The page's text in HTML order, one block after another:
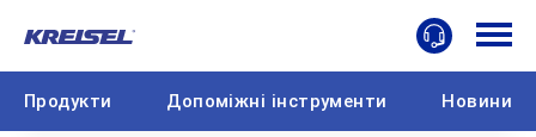
Продукти Допоміжні інструменти Новини